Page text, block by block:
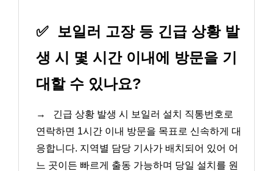
✅ 보일러 고장 등 긴급 상황 발
생 시 몇 시간 이내에 방문을 기
대할 수 있나요?
→
긴급 상황 발생 시 보일러 설치 직통번호로
연락하면 1시간 이내 방문을 목표로 신속하게 대
응합니다. 지역별 담당 기사가 배치되어 있어 어
느 곳이든 빠르게 출동 가능하며 당일 설치를 원